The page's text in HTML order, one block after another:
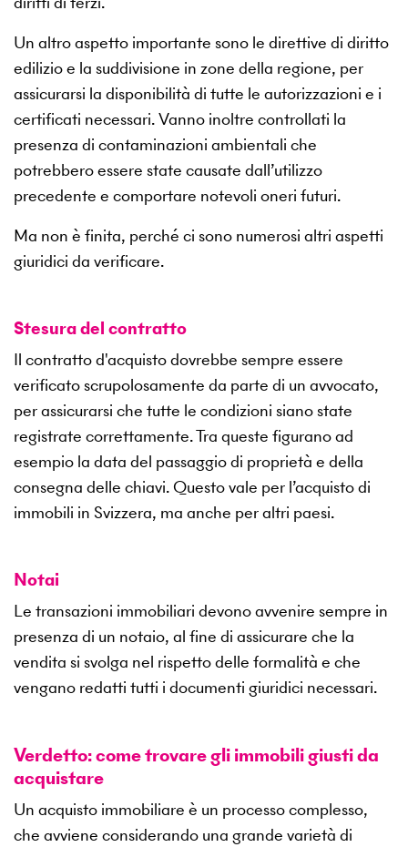
Un altro aspetto importante sono le direttive di diritto
edilizio e la suddivisione in zone della regione, per
assicurarsi la disponibilità di tutte le autorizzazioni e i
certificati necessari. Vanno inoltre controllati la
presenza di contaminazioni ambientali che
potrebbero essere state causate dall’utilizzo
precedente e comportare notevoli oneri futuri.
Ma non è finita, perché ci sono numerosi altri aspetti
giuridici da verificare.
Stesura del contratto
Il contratto d'acquisto dovrebbe sempre essere
verificato scrupolosamente da parte di un avvocato,
per assicurarsi che tutte le condizioni siano state
registrate correttamente. Tra queste figurano ad
esempio la data del passaggio di proprietà e della
consegna delle chiavi. Questo vale per l’acquisto di
immobili in Svizzera, ma anche per altri paesi.
Notai
Le transazioni immobiliari devono avvenire sempre in
presenza di un notaio, al fine di assicurare che la
vendita si svolga nel rispetto delle formalità e che
vengano redatti tutti i documenti giuridici necessari.
Verdetto: come trovare gli immobili giusti da
acquistare
Un acquisto immobiliare è un processo complesso,
che avviene considerando una grande varietà di